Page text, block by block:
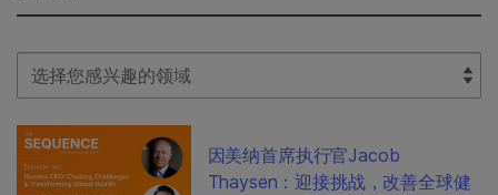
Select Filter
因美纳首席执行官Jacob
Thaysen：迎接挑战，改善全球健